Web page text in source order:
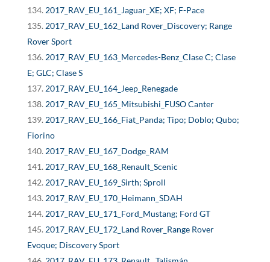
2017_RAV_EU_161_Jaguar_XE; XF; F-Pace
2017_RAV_EU_162_Land Rover_Discovery; Range
Rover Sport
2017_RAV_EU_163_Mercedes-Benz_Clase C; Clase
E; GLC; Clase S
2017_RAV_EU_164_Jeep_Renegade
2017_RAV_EU_165_Mitsubishi_FUSO Canter
2017_RAV_EU_166_Fiat_Panda; Tipo; Doblo; Qubo;
Fiorino
2017_RAV_EU_167_Dodge_RAM
2017_RAV_EU_168_Renault_Scenic
2017_RAV_EU_169_Sirth; Sproll
2017_RAV_EU_170_Heimann_SDAH
2017_RAV_EU_171_Ford_Mustang; Ford GT
2017_RAV_EU_172_Land Rover_Range Rover
Evoque; Discovery Sport